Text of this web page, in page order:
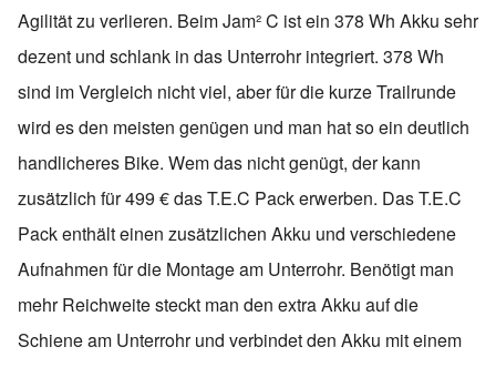
Agilität zu verlieren. Beim Jam² C ist ein 378 Wh Akku sehr
dezent und schlank in das Unterrohr integriert. 378 Wh
sind im Vergleich nicht viel, aber für die kurze Trailrunde
wird es den meisten genügen und man hat so ein deutlich
handlicheres Bike. Wem das nicht genügt, der kann
zusätzlich für 499 € das T.E.C Pack erwerben. Das T.E.C
Pack enthält einen zusätzlichen Akku und verschiedene
Aufnahmen für die Montage am Unterrohr. Benötigt man
mehr Reichweite steckt man den extra Akku auf die
Schiene am Unterrohr und verbindet den Akku mit einem